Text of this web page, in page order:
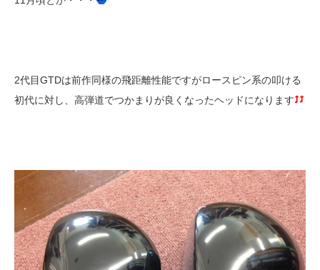
2代目GTDは前作同様の飛距離性能ですがロースピン系の叩ける
初代に対し、高弾道でつかまりが良くなったヘッドになります